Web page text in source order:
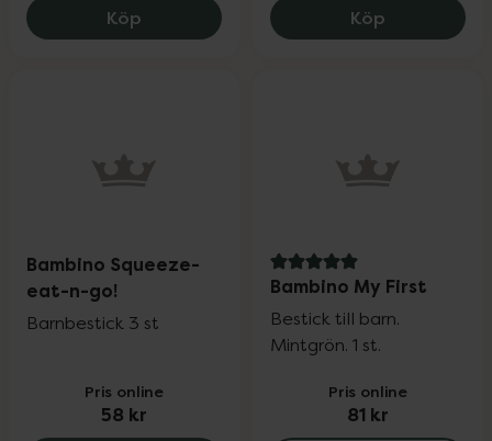
Köp Bambino My First, 71 kr. Köp Bambino
Bambino Squeeze-
eat-n-go!
Barnbestick 3 st
Pris online
58 kr
5 av 5 i omdöme
Bambino My First
Bestick till barn.
Mintgrön. 1 st.
Pris online
81 kr